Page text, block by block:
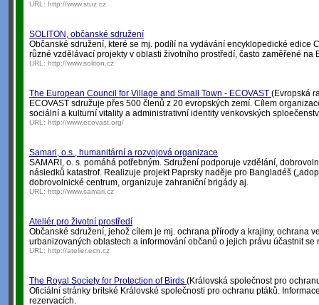
URL: http://www.stuz.cz
SOLITON, občanské sdružení
Občanské sdružení, které se mj. podílí na vydávání encyklopedické edice
různé vzdělávací projekty v oblasti životního prostředí, často zaměřené na
URL: http://www.soliton.cz
The European Council for Village and Small Town - ECOVAST (Evropská
ECOVAST sdružuje přes 500 členů z 20 evropských zemí. Cílem
sociální a kulturní vitality a administrativní identity venkovských
URL: http://www.ecovast.org/
Samari, o.s., humanitární a rozvojová organizace
SAMARI, o. s. pomáhá potřebným. Sdružení podporuje vzdělání,
následků katastrof. Realizuje projekt Paprsky naděje pro Bangladéš
dobrovolnické centrum, organizuje zahraniční brigády aj.
URL: http://www.samari.cz
Ateliér pro životní prostředí
Občanské sdružení, jehož cílem je mj. ochrana přírody a krajiny, ochrana
urbanizovaných oblastech a informování občanů o jejich právu účastnit se
URL: http://atelier.ecn.cz
The Royal Society for Protection of Birds (Královská společnost pro
Oficiální stránky britské Královské společnosti pro ochranu ptáků.
rezervacích.